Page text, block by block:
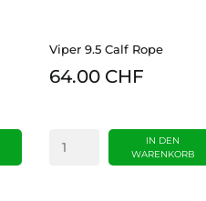
Viper 9.5 Calf Rope
64.00 CHF
IN DEN
WARENKORB